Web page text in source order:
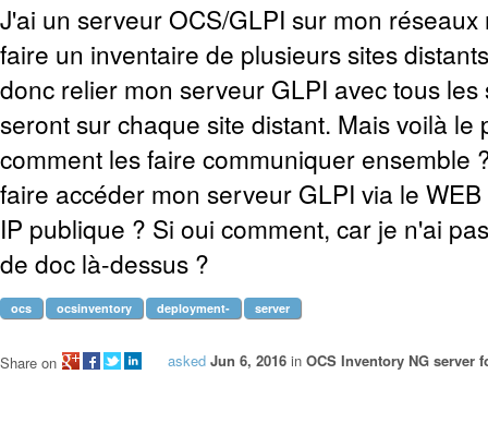
J'ai un serveur OCS/GLPI sur mon
faire un inventaire de plusieurs sites
donc relier mon serveur GLPI avec tous
seront sur chaque site distant. Mais voilà le
comment les faire communiquer ensemble
faire accéder mon serveur GLPI via le
IP publique ? Si oui comment, car je n'ai
de doc là-dessus ?
ocs ocsinventory deployment- server
asked Jun 6, 2016 in OCS Inventory NG server
Share on